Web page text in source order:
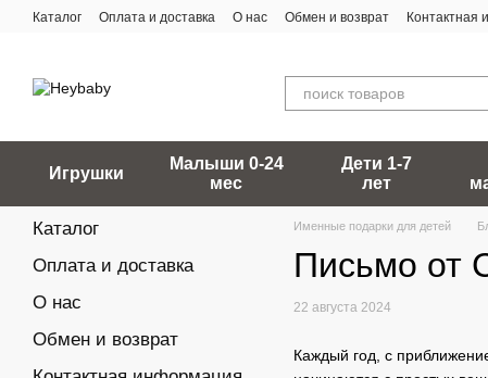
Перейти к основному контенту
Каталог Оплата и доставка О нас Обмен и возврат Контактная
Игрушки
Малыши 0-24
мес
Дети 1-7
лет
Именные подарки для детей
Письмо от
22 августа 2024
Каждый год, с
Каталог
Оплата и доставка
О нас
Обмен и возврат